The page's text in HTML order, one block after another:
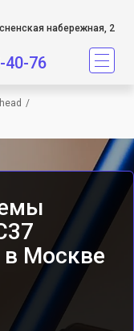
набережная, 2
40-76
/
в Москве